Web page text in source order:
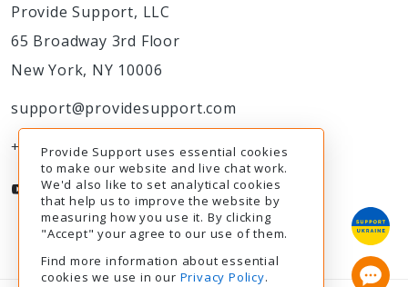
Provide Support, LLC
65 Broadway 3rd Floor
New York, NY 10006
support@providesupport.com
+1-888-777-9930
Provide Support uses essential cookies
to make our website and live chat work.
We'd also like to set analytical cookies
that help us to improve the website by
measuring how you use it. By clicking
"Accept" your agree to our use of them.
Find more information about essential
cookies we use in our Privacy Policy.